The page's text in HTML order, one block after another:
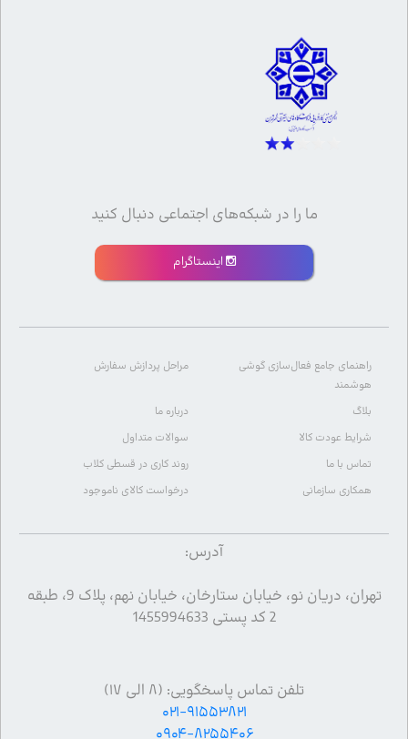
ما را در شبکه‌های اجتماعی دنبال کنید
اینستاگرام
راهنمای جامع فعال‌سازی گوشی
هوشمند
مراحل پردازش سفارش
بلاگ
درباره ما
شرایط عودت کالا
سوالات متداول
تماس با ما
روند کاری در قسطی کلاب
همکاری سازمانی
درخواست کالای ناموجود
آدرس:
تهران، دریان نو، خیابان ستارخان، خیابان نهم، پلاک 9، طبقه
2 کد پستی 1455994633
تلفن تماس پاسخگویی: (۸ الی ۱۷)
۰۲۱-۹۱۵۵۳۸۲۱